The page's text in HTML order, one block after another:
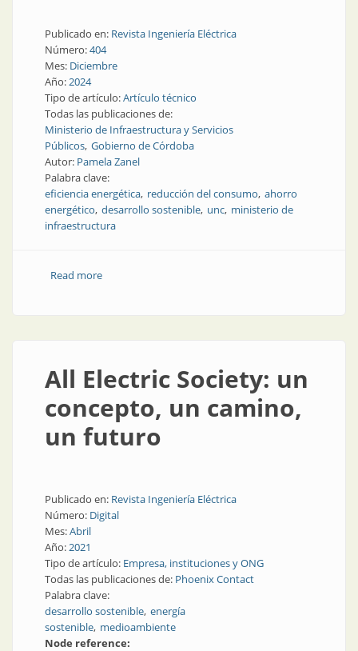
Publicado en: Revista Ingeniería Eléctrica
Número:404
Mes: Diciembre
Año:2024
Tipo de artículo:Artículo técnico
Todas las publicaciones de:
Ministerio de Infraestructura y Servicios
Públicos Gobierno de Córdoba
Autor: Pamela Zanel
Palabra clave:
eficiencia energética reducción del consumo ahorro
energético desarrollo sostenible unc ministerio de
infraestructura
Read moreabout Estrategias de reducción del consumo: el caso
All Electric Society: un
concepto, un camino,
un futuro
Publicado en: Revista Ingeniería Eléctrica
Número: Digital
Mes:Abril
Año:2021
Tipo de artículo: Empresa, instituciones y ONG
Todas las publicaciones de: Phoenix Contact
Palabra clave:
desarrollo sostenible energía
sostenible medioambiente
Node reference: